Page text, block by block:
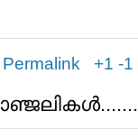
Permalink +1 -1